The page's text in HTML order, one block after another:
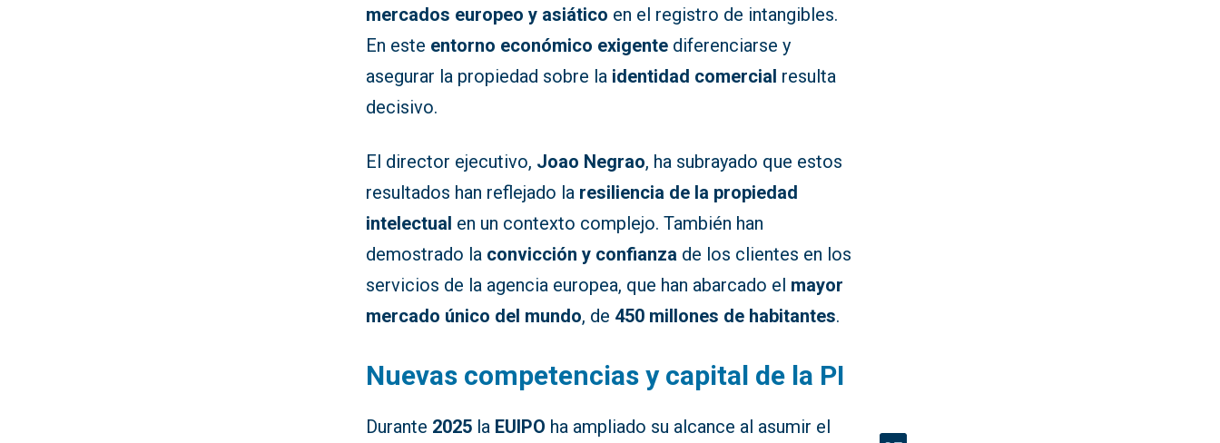
mercados europeo y asiático en el registro de intangibles.
En este entorno económico exigente diferenciarse y
asegurar la propiedad sobre la identidad comercial resulta
decisivo.
El director ejecutivo, Joao Negrao, ha subrayado que estos
resultados han reflejado la resiliencia de la propiedad
intelectual en un contexto complejo. También han
demostrado la convicción y confianza de los clientes en los
servicios de la agencia europea, que han abarcado el mayor
mercado único del mundo, de 450 millones de habitantes.
Nuevas competencias y capital de la PI
Durante 2025 la EUIPO ha ampliado su alcance al asumir el